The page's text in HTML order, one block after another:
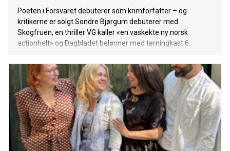
Poeten i Forsvaret debuterer som krimforfatter – og
kritikerne er solgt Sondre Bjørgum debuterer med
Skogfruen, en thriller VG kaller «en vaskekte ny norsk
actionhelt» og Dagbladet belønner med terningkast 6.